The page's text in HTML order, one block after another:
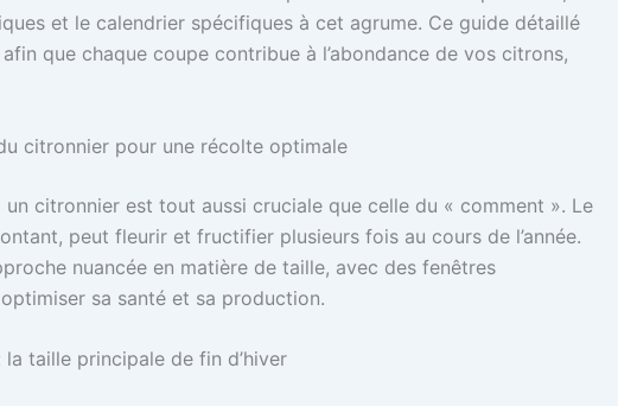
et le calendrier spécifiques à cet agrume. Ce guide détaillé
que chaque coupe contribue à l’abondance de vos citrons,
citronnier pour une récolte optimale
citronnier est tout aussi cruciale que celle du « comment ». Le
peut fleurir et fructifier plusieurs fois au cours de l’année.
nuancée en matière de taille, avec des fenêtres
sa santé et sa production.
taille principale de fin d’hiver